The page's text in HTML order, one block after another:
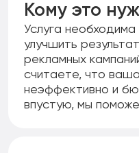
Азартные игры,
букмекерские конторы.
Финансовые услуги
Оружие.
Копии оригинальных
Политическая реклама.
Фишинговые ресурсы
Некоторые
Кому это
Услуга
улучшить
рекламных
считаете, что
неэффективно и
впустую, мы